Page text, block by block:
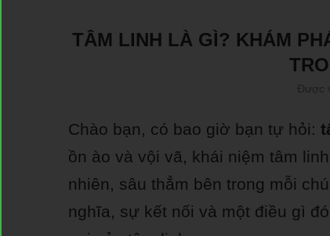
TÂM LINH LÀ GÌ? KHÁM
Được
Chào bạn, có bao giờ bạn tự hỏi:
ồn ào và vội vã, khái niệm tâm
nhiên, sâu thẳm bên trong mỗi
nghĩa, sự kết nối và một điều gì